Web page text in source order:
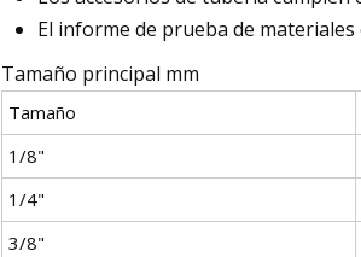
El informe de prueba de
Tamaño principal mm
Tamaño
1/8"
1/4"
3/8"